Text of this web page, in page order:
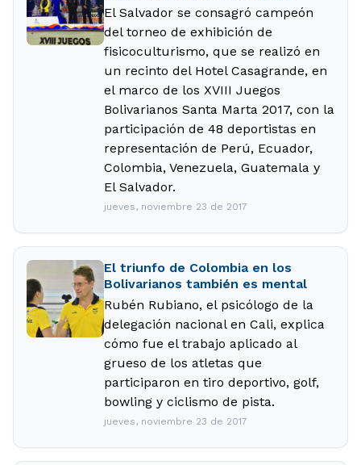
El Salvador se consagró campeón
del torneo de exhibición de
fisicoculturismo, que se realizó en
un recinto del Hotel Casagrande, en
el marco de los XVIII Juegos
Bolivarianos Santa Marta 2017, con la
participación de 48 deportistas en
representación de Perú, Ecuador,
Colombia, Venezuela, Guatemala y
El Salvador.
jueves, noviembre 23 de 2017
El triunfo de Colombia en los
Bolivarianos también es mental
Rubén Rubiano, el psicólogo de la
delegación nacional en Cali, explica
cómo fue el trabajo aplicado al
grueso de los atletas que
participaron en tiro deportivo, golf,
bowling y ciclismo de pista.
jueves, noviembre 23 de 2017